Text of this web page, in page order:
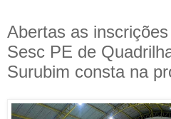
Abertas as
Sesc PE de
Surubim consta na